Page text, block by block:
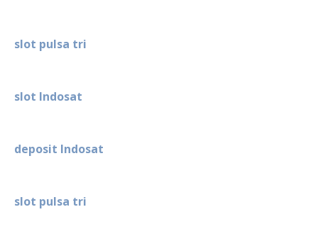
slot pulsa tri
slot Indosat
deposit Indosat
slot pulsa tri